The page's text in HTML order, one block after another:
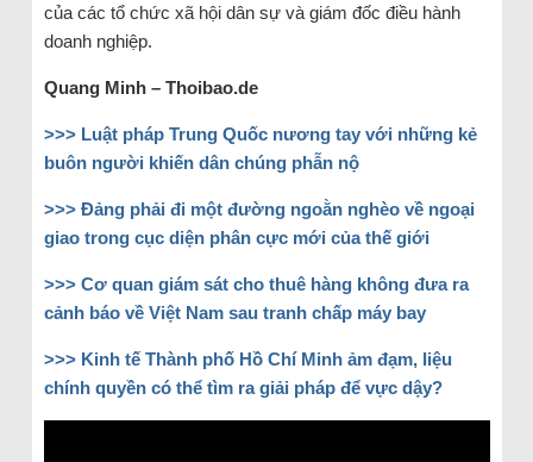
của các tổ chức xã hội dân sự và giám đốc điều hành
doanh nghiệp.
Quang Minh – Thoibao.de
>>> Luật pháp Trung Quốc nương tay với những kẻ
buôn người khiến dân chúng phẫn nộ
>>> Đảng phải đi một đường ngoằn nghèo về ngoại
giao trong cục diện phân cực mới của thế giới
>>> Cơ quan giám sát cho thuê hàng không đưa ra
cảnh báo về Việt Nam sau tranh chấp máy bay
>>> Kinh tế Thành phố Hồ Chí Minh ảm đạm, liệu
chính quyền có thể tìm ra giải pháp để vực dậy?